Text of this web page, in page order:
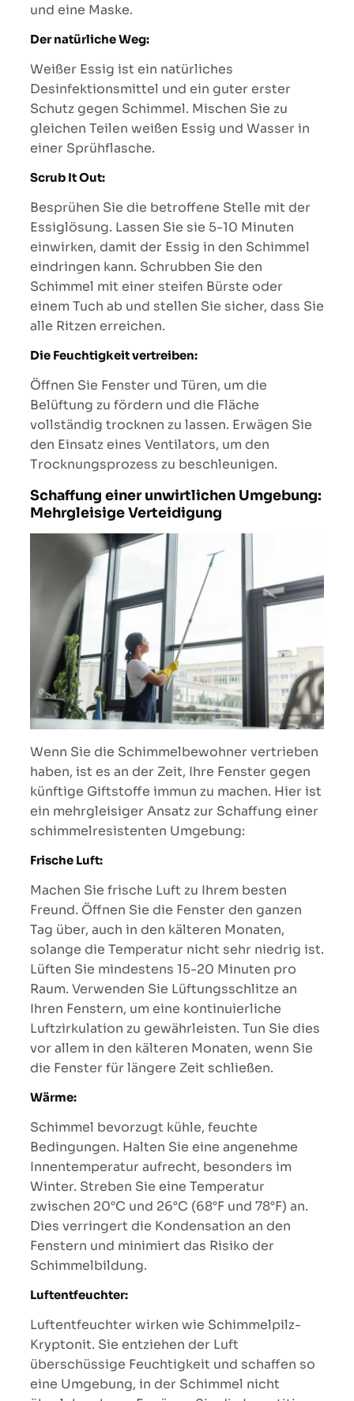
und eine Maske.
Der natürliche Weg:
Weißer Essig ist ein natürliches
Desinfektionsmittel und ein guter erster
Schutz gegen Schimmel. Mischen Sie zu
gleichen Teilen weißen Essig und Wasser in
einer Sprühflasche.
Scrub It Out:
Besprühen Sie die betroffene Stelle mit der
Essiglösung. Lassen Sie sie 5-10 Minuten
einwirken, damit der Essig in den Schimmel
eindringen kann. Schrubben Sie den
Schimmel mit einer steifen Bürste oder
einem Tuch ab und stellen Sie sicher, dass Sie
alle Ritzen erreichen.
Die Feuchtigkeit vertreiben:
Öffnen Sie Fenster und Türen, um die
Belüftung zu fördern und die Fläche
vollständig trocknen zu lassen. Erwägen Sie
den Einsatz eines Ventilators, um den
Trocknungsprozess zu beschleunigen.
Schaffung einer unwirtlichen Umgebung:
Mehrgleisige Verteidigung
Wenn Sie die Schimmelbewohner vertrieben
haben, ist es an der Zeit, Ihre Fenster gegen
künftige Giftstoffe immun zu machen. Hier ist
ein mehrgleisiger Ansatz zur Schaffung einer
schimmelresistenten Umgebung:
Frische Luft:
Machen Sie frische Luft zu Ihrem besten
Freund. Öffnen Sie die Fenster den ganzen
Tag über, auch in den kälteren Monaten,
solange die Temperatur nicht sehr niedrig ist.
Lüften Sie mindestens 15-20 Minuten pro
Raum. Verwenden Sie Lüftungsschlitze an
Ihren Fenstern, um eine kontinuierliche
Luftzirkulation zu gewährleisten. Tun Sie dies
vor allem in den kälteren Monaten, wenn Sie
die Fenster für längere Zeit schließen.
Wärme:
Schimmel bevorzugt kühle, feuchte
Bedingungen. Halten Sie eine angenehme
Innentemperatur aufrecht, besonders im
Winter. Streben Sie eine Temperatur
zwischen 20°C und 26°C (68°F und 78°F) an.
Dies verringert die Kondensation an den
Fenstern und minimiert das Risiko der
Schimmelbildung.
Luftentfeuchter:
Luftentfeuchter wirken wie Schimmelpilz-
Kryptonit. Sie entziehen der Luft
überschüssige Feuchtigkeit und schaffen so
eine Umgebung, in der Schimmel nicht